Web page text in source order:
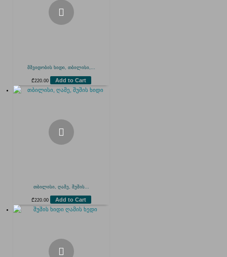
მშვიდობის ხიდი, თბილისი,...
₾220.00 Add to Cart
თბილისი, ღამე, შუშის...
₾220.00 Add to Cart